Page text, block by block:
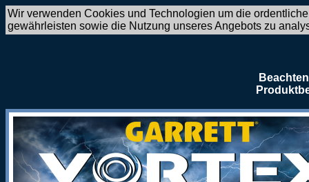
Wir verwenden Cookies und Technologien um die
gewährleisten sowie die Nutzung unseres Angebots zu